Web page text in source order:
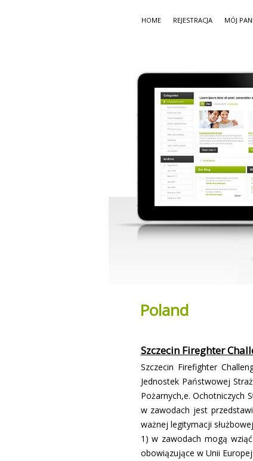
HOME REJESTRACJA MÓJ
Poland
Szczecin Firefighter
Szczecin Firefighter
Jednostek Państwowej
Pożarnych,e. Ochotniczych
w zawodach jest
ważnej legitymacji
1) w zawodach mogą
obowiązujące w Unii